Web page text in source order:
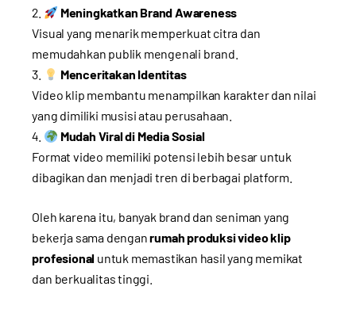
Meningkatkan Brand Awareness
Visual yang menarik memperkuat citra dan
memudahkan publik mengenali brand.
Menceritakan Identitas
Video klip membantu menampilkan karakter dan nilai
yang dimiliki musisi atau perusahaan.
Mudah Viral di Media Sosial
Format video memiliki potensi lebih besar untuk
dibagikan dan menjadi tren di berbagai platform.
Oleh karena itu, banyak brand dan seniman yang
bekerja sama denganrumah produksi video klip
profesional untuk memastikan hasil yang memikat
dan berkualitas tinggi.